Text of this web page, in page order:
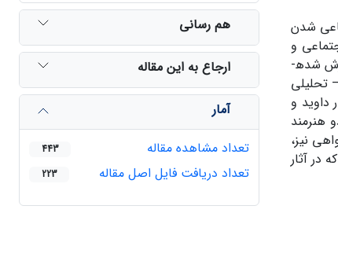
شدن
و
نمادین می­داند. این مقاله با هدف بررسی مقایسه­ای نشانه­های تغییر­خواهی در آثار کمال­الملک و ژاک­لویی­داوید، براساس نظرات بوردیو نگارش شده­
تحلیلی
و
هنرمند
نیز،
در آثار
هم رسانی
ارجاع به این مقاله
آمار
تعداد مشاهده مقاله
443
تعداد دریافت فایل اصل مقاله 223